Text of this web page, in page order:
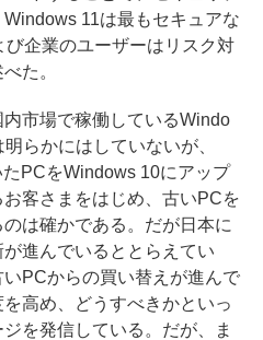
11は最もセキュアな
企業のユーザーはリスク対
た。
市場で稼働しているWindo
らかにはしていないが、
たPCをWindows 10にアップ
客さまをはじめ、古いPCを
は確かである。だが日本に
進んでいるととらえてい
PCからの買い替えが進んで
高め、どうすべきかといっ
を発信している。だが、ま